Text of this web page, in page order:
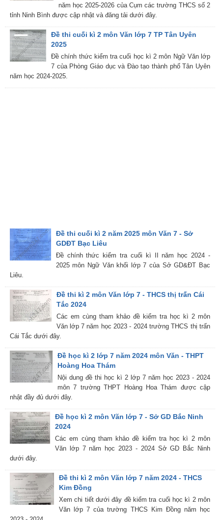
năm học 2025-2026 của Cụm các trường THCS số 2
tỉnh Ninh Bình được cập nhật và đăng tải dưới đây.
Đề thi cuối kì 2 môn Văn lớp 7 TP Tân Uyên
2025
Đề chính thức kiểm tra cuối học kì 2 môn Ngữ Văn lớp
7 của Phòng Giáo dục và Đào tạo thành phố Tân Uyên
năm học 2024-2025.
Đề thi cuối kì 2 năm 2025 môn Văn 7 - Sở
GDĐT Bạc Liêu
Đề chính thức kiểm tra cuối kì II năm học 2024 -
2025 môn Ngữ Văn khối lớp 7 của Sở GD&ĐT Bạc
Liêu.
Đề thi kì 2 môn Văn lớp 7 - THCS thị trấn Cái
Tắc 2024
Các em cùng tham khảo đề kiểm tra học kì 2 môn
Văn lớp 7 năm học 2023 - 2024 trường THCS thị trấn
Cái Tắc dưới đây.
Đề học kì 2 lớp 7 năm 2024 môn Văn - THPT
Hoàng Hoa Thám
Nội dung đề thi học kì 2 lớp 7 năm học 2023 - 2024
môn 7 trường THPT Hoàng Hoa Thám được cập
nhật đầy đủ dưới đây.
Đề học kì 2 môn Văn lớp 7 - Sở GD Bắc Ninh
2024
Các em cùng tham khảo đề kiểm tra học kì 2 môn
Văn lớp 7 năm học 2023 - 2024 Sở GD Bắc Ninh
dưới đây.
Đề thi kì 2 môn Văn lớp 7 năm 2024 - THCS
Kim Đồng
Xem chi tiết dưới đây đề kiểm tra cuối học kì 2 môn
Văn lớp 7 của trường THCS Kim Đồng năm học